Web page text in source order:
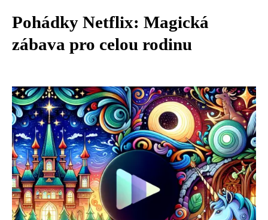
Pohádky Netflix: Magická
zábava pro celou rodinu